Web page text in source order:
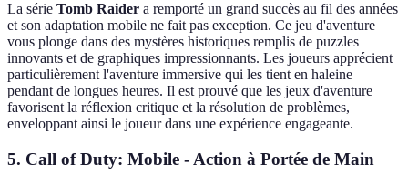
La série Tomb Raider a remporté un grand succès au fil des années
et son adaptation mobile ne fait pas exception. Ce jeu d'aventure
vous plonge dans des mystères historiques remplis de puzzles
innovants et de graphiques impressionnants. Les joueurs apprécient
particulièrement l'aventure immersive qui les tient en haleine
pendant de longues heures. Il est prouvé que les jeux d'aventure
favorisent la réflexion critique et la résolution de problèmes,
enveloppant ainsi le joueur dans une expérience engageante.
5. Call of Duty: Mobile - Action à Portée de Main